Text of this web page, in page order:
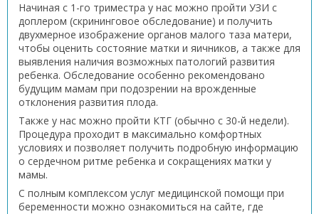
Начиная с 1-го триместра у нас можно пройти УЗИ с
доплером (скрининговое обследование) и получить
двухмерное изображение органов малого таза матери,
чтобы оценить состояние матки и яичников, а также для
выявления наличия возможных патологий развития
ребенка. Обследование особенно рекомендовано
будущим мамам при подозрении на врожденные
отклонения развития плода.
Также у нас можно пройти КТГ (обычно с 30-й недели).
Процедура проходит в максимально комфортных
условиях и позволяет получить подробную информацию
о сердечном ритме ребенка и сокращениях матки у
мамы.
С полным комплексом услуг медицинской помощи при
беременности можно ознакомиться на сайте, где